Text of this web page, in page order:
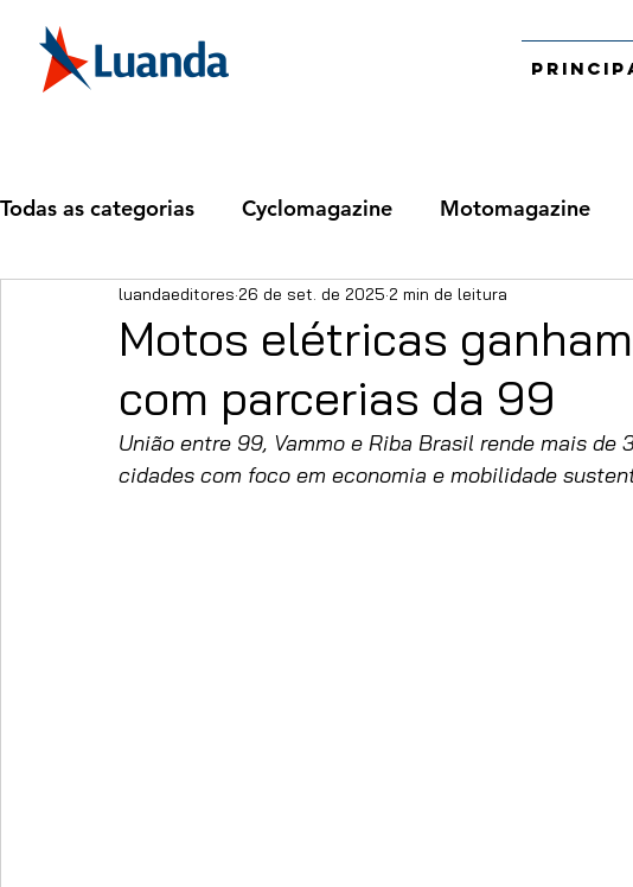
Todas as categorias Cyclomagazine Motomagazine
Motos elétricas
com parcerias da 99
luandaeditores 26 de set. de 2025 2 min de leitura
União entre 99, Vammo e Riba Brasil rende mais
cidades com foco em economia e mobilidade